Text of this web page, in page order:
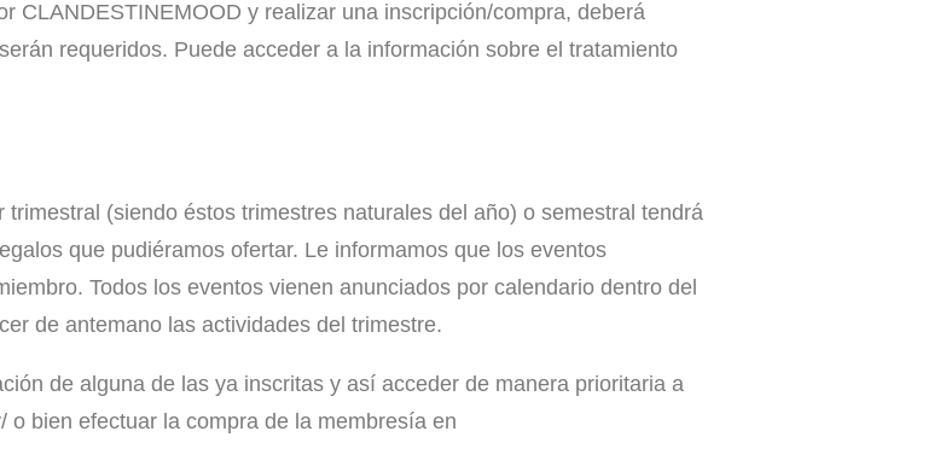
CLANDESTINEMOOD y realizar una inscripción/compra, deberá
requeridos. Puede acceder a la información sobre el tratamiento
(siendo éstos trimestres naturales del año) o semestral tendrá
que pudiéramos ofertar. Le informamos que los eventos
Todos los eventos vienen anunciados por calendario dentro del
de antemano las actividades del trimestre.
de alguna de las ya inscritas y así acceder de manera prioritaria a
bien efectuar la compra de la membresía en